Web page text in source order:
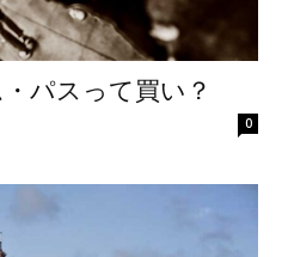
パスって買い？
0